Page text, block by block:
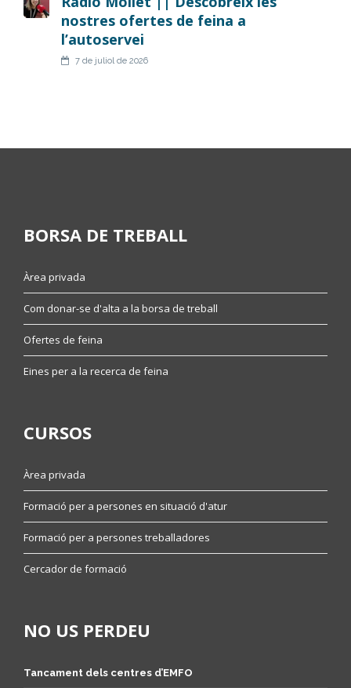
nostres ofertes de feina a
l’autoservei
7 de juliol de 2026
BORSA DE TREBALL
Àrea privada
Com donar-se d'alta a la borsa de treball
Ofertes de feina
Eines per a la recerca de feina
CURSOS
Àrea privada
Formació per a persones en situació d'atur
Formació per a persones treballadores
Cercador de formació
NO US PERDEU
Tancament dels centres d’EMFO